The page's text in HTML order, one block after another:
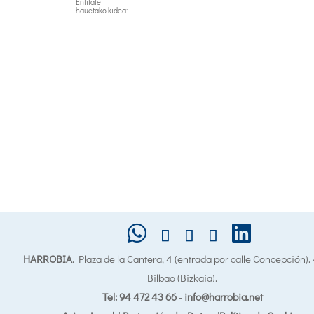
hauetako kidea:
HARROBIA. Plaza de la Cantera, 4 (entrada por calle
Bilbao (Bizkaia).
Tel: 94 472 43 66- info@harrobia.net